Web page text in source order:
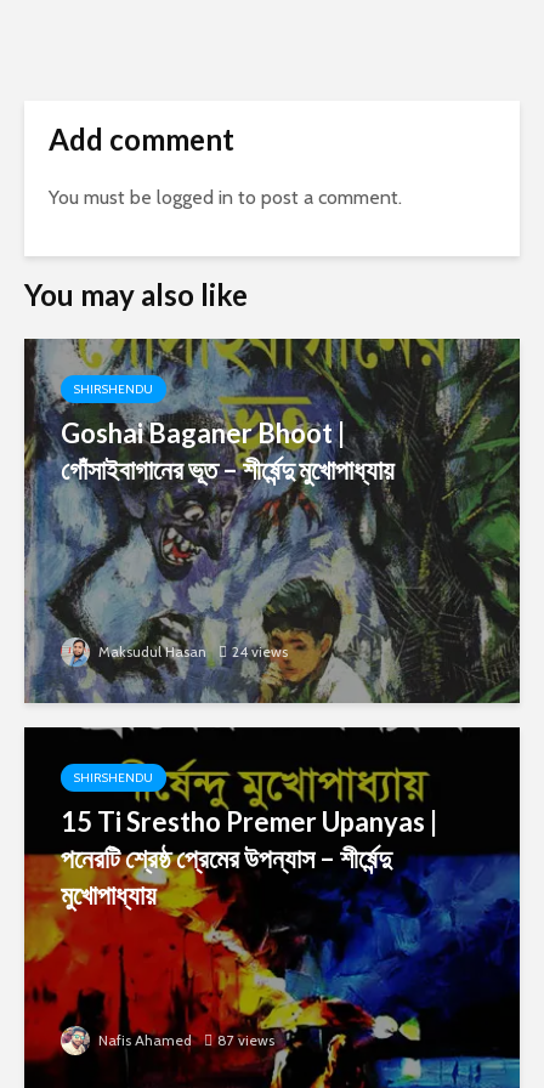
Add comment
You must be logged in to post a comment.
You may also like
SHIRSHENDU
Goshai Baganer Bhoot |
গোঁসাইবাগানের ভূত – শীর্ষেন্দু মুখোপাধ্যায়
Maksudul Hasan 24 views
SHIRSHENDU
15 Ti Srestho Premer Upanyas |
পনেরটি শ্রেষ্ঠ প্রেমের উপন্যাস – শীর্ষেন্দু
মুখোপাধ্যায়
Nafis Ahamed 87 views